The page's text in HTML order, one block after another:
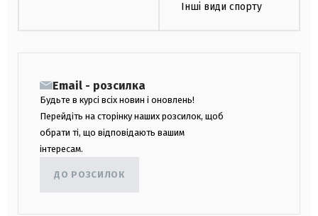
Інші види спорту
Email - розсилка
Будьте в курсі всіх новин і оновлень!
Перейдіть на сторінку наших розсилок, щоб
обрати ті, що відповідають вашим
інтересам.
ДО РОЗСИЛОК